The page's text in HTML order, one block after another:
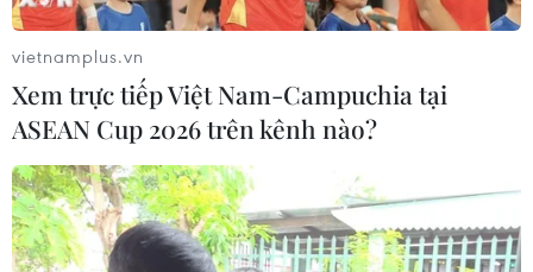
hành Quyết định số 17/QĐ-XPVPHC xử phạt chị Hoàng
Thu Trang do có hành vi đăng thông tin sai sự thật; đồng
thời buộc gỡ bỏ thông tin vi phạm.
vietnamplus.vn
Xem trực tiếp Việt Nam-Campuchia tại
ASEAN Cup 2026 trên kênh nào?